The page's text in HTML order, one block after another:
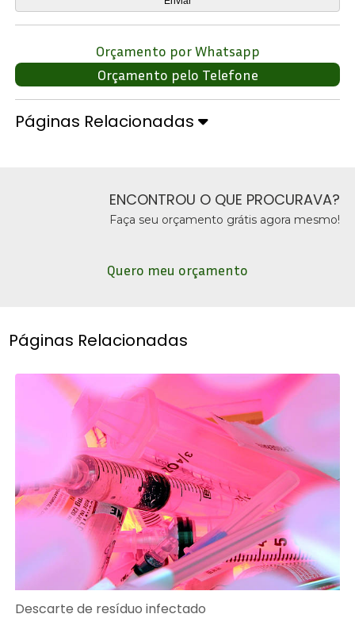
Orçamento por Whatsapp
Orçamento pelo Telefone
Páginas Relacionadas
ENCONTROU O QUE PROCURAVA?
Faça seu orçamento grátis agora mesmo!
Quero meu orçamento
Páginas Relacionadas
Descarte de resíduo infectado